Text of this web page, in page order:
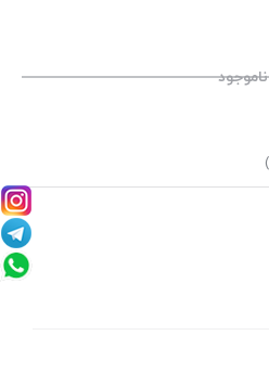
ناموجود